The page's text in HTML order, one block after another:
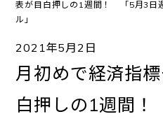
表が目白押しの1週間！ 「5月3日
ル」
2021年5月2日
月初めで経済指
白押しの1週間